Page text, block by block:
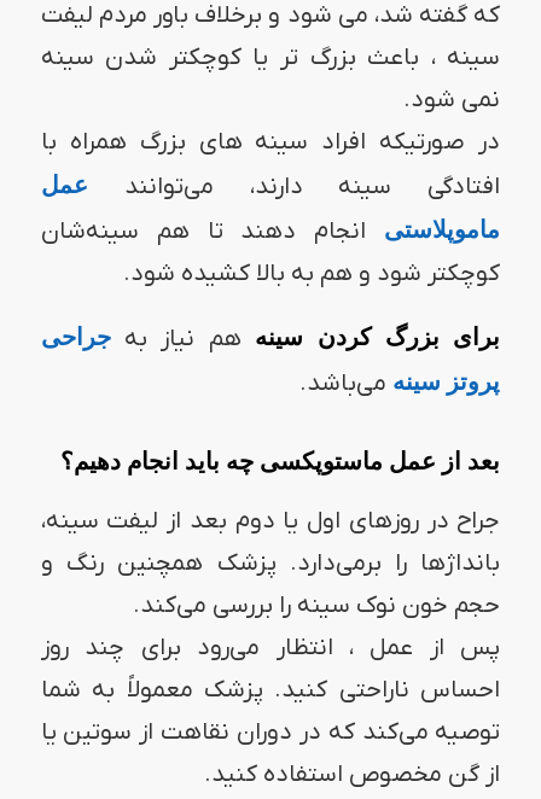
که گفته شد، می شود و برخلاف باور مردم لیفت
سینه ، باعث بزرگ تر یا کوچکتر شدن سینه
نمی شود.
در صورتیکه افراد سینه های بزرگ همراه با
افتادگی سینه دارند، می‌توانند
عمل
ماموپلاستی
انجام دهند تا هم سینه‌شان
کوچکتر شود و هم به بالا کشیده شود.
برای بزرگ کردن سینه هم نیاز بهجراحی
پروتز سینه می‌باشد.
بعد از عمل ماستوپکسی چه باید انجام دهیم؟
جراح در روزهای اول یا دوم بعد از لیفت سینه،
بانداژها را برمی‌دارد. پزشک همچنین رنگ و
حجم خون نوک سینه را بررسی می‌کند.
پس از عمل ، انتظار می‌رود برای چند روز
احساس ناراحتی کنید. پزشک معمولاً به شما
توصیه می‌کند که در دوران نقاهت از سوتین یا
از گن مخصوص استفاده کنید.